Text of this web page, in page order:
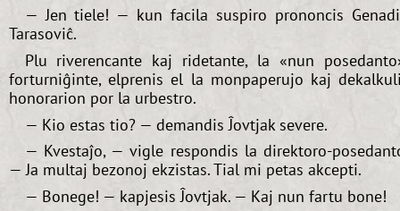
— Jen tiele! — kun facila suspiro prononcis
Tarasoviĉ.
Plu riverencante kaj ridetante, la «nun
forturniĝinte, elprenis el la monpaperujo kaj
honorarion por la urbestro.
— Kio estas tio? — demandis Ĵovtjak severe.
— Kvestaĵo, — vigle respondis la direktoro-
— Ja multaj bezonoj ekzistas. Tial mi petas akcepti.
— Bonege! — kapjesis Ĵovtjak. — Kaj nun fartu bone!